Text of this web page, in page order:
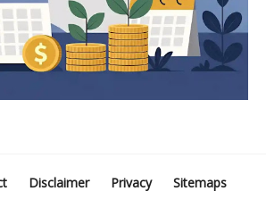
Disclaimer Privacy Sitemaps